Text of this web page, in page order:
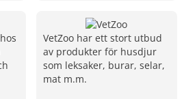
VetZoo har ett stort utbud
av produkter för husdjur
som leksaker, burar, selar,
mat m.m.